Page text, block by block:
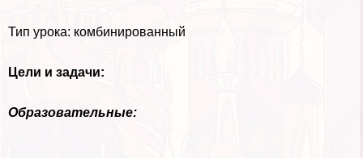
Тип урока: комбинированный
Цели и задачи:
Образовательные: